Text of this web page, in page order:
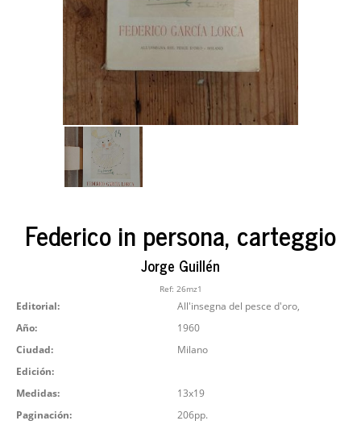
Federico in persona, carteggio
Jorge Guillén
Ref: 26mz1
Editorial:
All'insegna del pesce d'oro,
Año:
1960
Ciudad:
Milano
Edición:
Medidas:
13x19
Paginación:
206pp.